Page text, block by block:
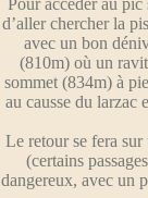
Pour accéder au
d’aller chercher la
avec un bon
(810m) où un
sommet (834m) à
au causse du larzac
Le retour se fera
(certains
dangereux, avec un